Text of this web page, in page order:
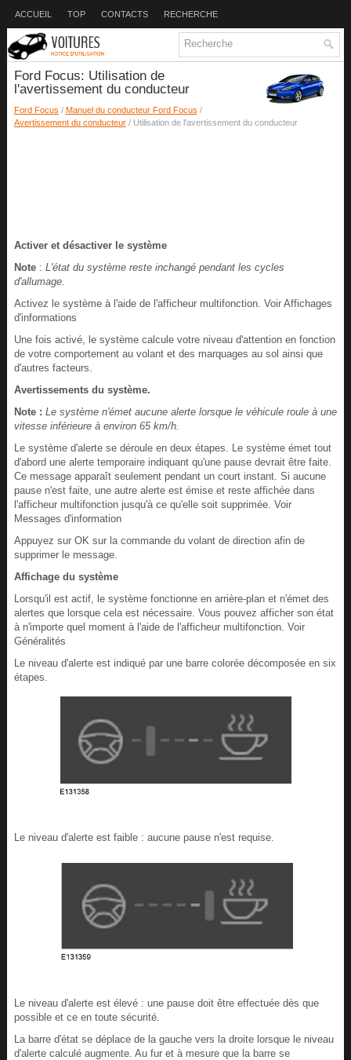
ACCUEIL TOP CONTACTS RECHERCHE
Ford Focus: Utilisation de
l'avertissement du conducteur
Ford Focus / Manuel du conducteur Ford Focus /
Avertissement du conducteur/ Utilisation de l'avertissement du conducteur
Activer et désactiver le système
Note : L'état du système reste inchangé pendant les cycles
d'allumage.
Activez le système à l'aide de l'afficheur multifonction. Voir Affichages
d'informations
Une fois activé, le système calcule votre niveau d'attention en fonction
de votre comportement au volant et des marquages au sol ainsi que
d'autres facteurs.
Avertissements du système.
Note : Le système n'émet aucune alerte lorsque le véhicule roule à une
vitesse inférieure à environ 65 km/h.
Le système d'alerte se déroule en deux étapes. Le système émet tout
d'abord une alerte temporaire indiquant qu'une pause devrait être faite.
Ce message apparaît seulement pendant un court instant. Si aucune
pause n'est faite, une autre alerte est émise et reste affichée dans
l'afficheur multifonction jusqu'à ce qu'elle soit supprimée. Voir
Messages d'information
Appuyez sur OK sur la commande du volant de direction afin de
supprimer le message.
Affichage du système
Lorsqu'il est actif, le système fonctionne en arrière-plan et n'émet des
alertes que lorsque cela est nécessaire. Vous pouvez afficher son état
à n'importe quel moment à l'aide de l'afficheur multifonction. Voir
Généralités
Le niveau d'alerte est indiqué par une barre colorée décomposée en six
étapes.
Le niveau d'alerte est faible : aucune pause n'est requise.
Le niveau d'alerte est élevé : une pause doit être effectuée dès que
possible et ce en toute sécurité.
La barre d'état se déplace de la gauche vers la droite lorsque le niveau
d'alerte calculé augmente. Au fur et à mesure que la barre se